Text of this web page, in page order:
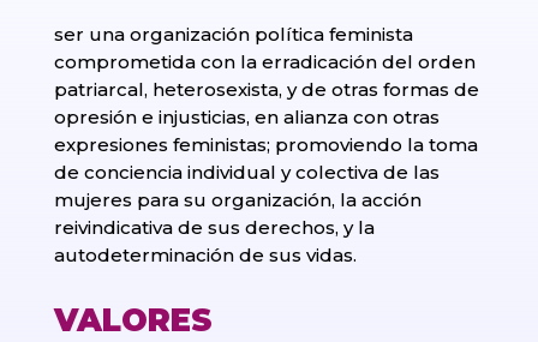
ser una organización política feminista
comprometida con la erradicación del orden
patriarcal, heterosexista, y de otras formas de
opresión e injusticias, en alianza con otras
expresiones feministas; promoviendo la toma
de conciencia individual y colectiva de las
mujeres para su organización, la acción
reivindicativa de sus derechos, y la
autodeterminación de sus vidas.
VALORES